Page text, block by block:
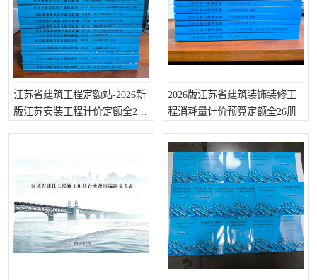
江苏省建筑工程定额站-2026新
版江苏安装工程计价定额全26
2026版江苏省建筑装饰装修工
程消耗量计价预算定额全26册
云南省建设工程预算定额 2020民法典
陕西省水利工程概预算定
额
宁夏建设工程计价定额
冶金工业建设工程概算定
额
河北省建设工程消耗量定
额
天津建设工程预算定额 20kv及以下配电网工程预
算定额
全国消耗量工程定额
四川省清单计价定额 北京市建设工程消耗量定
额